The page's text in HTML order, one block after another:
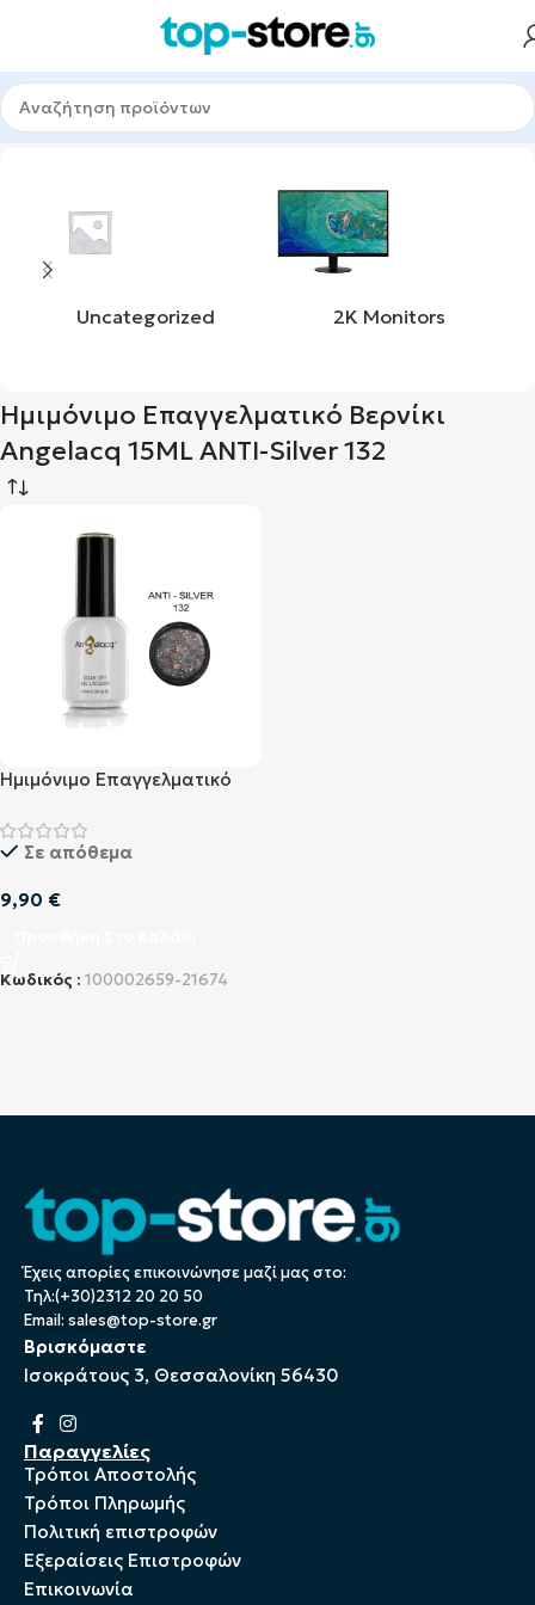
Επαγγελματικό Βερνίκι Angelacq 15ML ANTI-Silver 132
Uncategorized 2K Monitors
Ημιμόνιμο Επαγγελματικό Βερνίκι
Angelacq 15ML ANTI-Silver 132
Ημιμόνιμο Επαγγελματικό
0.5FL.OZ ANTI Silver 132
Σε απόθεμα
9,90 €
Κωδικός : 100002659-21674
Έχεις απορίες επικοινώνησε μαζί μας στο:
Τηλ:(+30)2312 20 20 50
Email: sales@top-store.gr
Βρισκόμαστε
Ισοκράτους 3, Θεσσαλονίκη 56430
Παραγγελίες
Τρόποι Αποστολής
Τρόποι Πληρωμής
Πολιτική επιστροφών
Εξεραίσεις Επιστροφών
Επικοινωνία